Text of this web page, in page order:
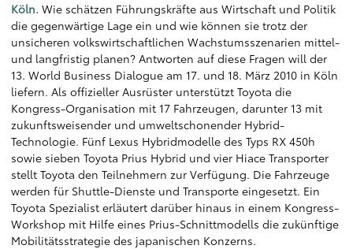
Köln. Wie schätzen Führungskräfte aus Wirtschaft und Politik
die gegenwärtige Lage ein und wie können sie trotz der
unsicheren volkswirtschaftlichen Wachstumsszenarien mittel-
und langfristig planen? Antworten auf diese Fragen will der
13. World Business Dialogue am 17. und 18. März 2010 in Köln
liefern. Als offizieller Ausrüster unterstützt Toyota die
Kongress-Organisation mit 17 Fahrzeugen, darunter 13 mit
zukunftsweisender und umweltschonender Hybrid-
Technologie. Fünf Lexus Hybridmodelle des Typs RX 450h
sowie sieben Toyota Prius Hybrid und vier Hiace Transporter
stellt Toyota den Teilnehmern zur Verfügung. Die Fahrzeuge
werden für Shuttle-Dienste und Transporte eingesetzt. Ein
Toyota Spezialist erläutert darüber hinaus in einem Kongress-
Workshop mit Hilfe eines Prius-Schnittmodells die zukünftige
Mobilitätsstrategie des japanischen Konzerns.